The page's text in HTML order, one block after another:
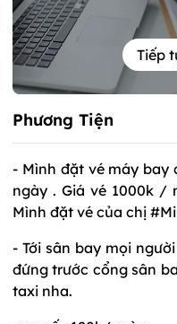
Tiếp
Phương Tiện
- Mình đặt vé máy bay
ngày . Giá vé 1000k /
Mình đặt vé của chị
- Tới sân bay mọi
đứng trước cổng sân
taxi nha.